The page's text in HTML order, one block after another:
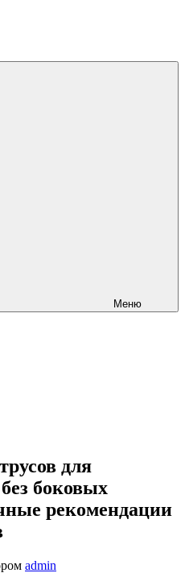
Меню
для
боковых
рекомендации
admin